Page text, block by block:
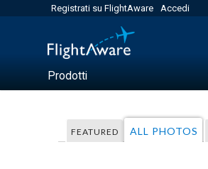
Registrati su FlightAware Accedi
Prodotti
FEATURED ALL PHOTOS